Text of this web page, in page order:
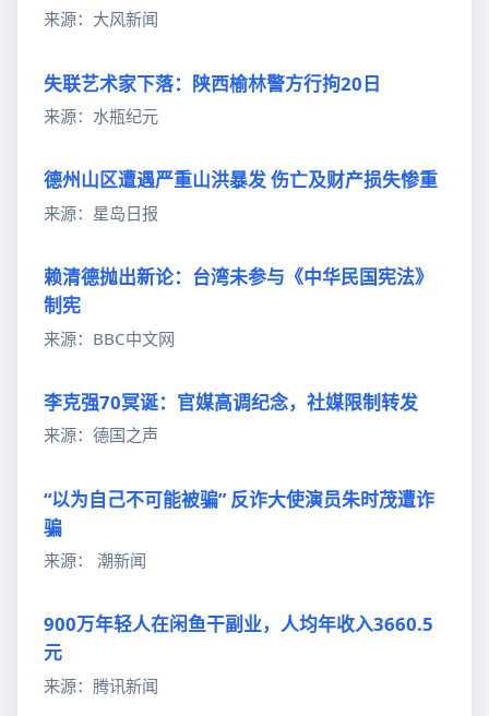
来源：大风新闻
失联艺术家下落：陕西榆林警方行拘20日
来源：水瓶纪元
德州山区遭遇严重山洪暴发 伤亡及财产损失惨重
来源：星岛日报
赖清德抛出新论：台湾未参与《中华民国宪法》
制宪
来源：BBC中文网
李克强70冥诞：官媒高调纪念，社媒限制转发
来源：德国之声
“以为自己不可能被骗” 反诈大使演员朱时茂遭诈
骗
来源： 潮新闻
900万年轻人在闲鱼干副业，人均年收入3660.5
元
来源：腾讯新闻